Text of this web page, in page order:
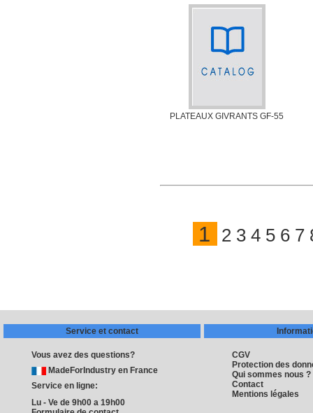
PLATEAUX GIVRANTS GF-55
1 2 3 4 5 6 7
Service et contact
Vous avez des questions?
MadeForIndustry en France
Service en ligne:
Lu - Ve de 9h00 a 19h00
CGV
Protection des
Qui sommes nous ?
Contact
Mentions légales